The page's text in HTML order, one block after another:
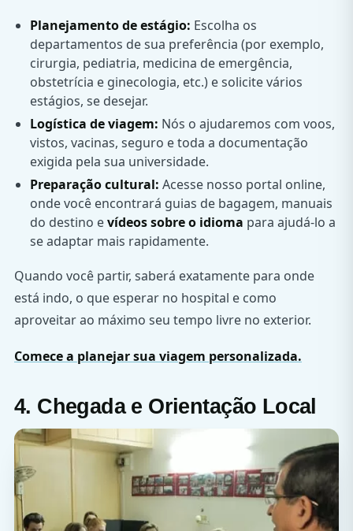
Planejamento de estágio: Escolha os
departamentos de sua preferência (por exemplo,
cirurgia, pediatria, medicina de emergência,
obstetrícia e ginecologia, etc.) e solicite vários
estágios, se desejar.
Logística de viagem: Nós o ajudaremos com voos,
vistos, vacinas, seguro e toda a documentação
exigida pela sua universidade.
Preparação cultural: Acesse nosso portal online,
onde você encontrará guias de bagagem, manuais
do destino evídeos sobre o idioma para ajudá-lo a
se adaptar mais rapidamente.
Quando você partir, saberá exatamente para onde
está indo, o que esperar no hospital e como
aproveitar ao máximo seu tempo livre no exterior.
Comece a planejar sua viagem personalizada.
4. Chegada e Orientação Local